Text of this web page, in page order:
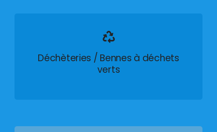
Déchèteries / Bennes à déchets
verts